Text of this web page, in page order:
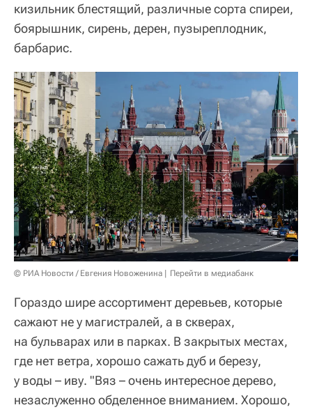
кизильник блестящий, различные сорта спиреи,
боярышник, сирень, дерен, пузыреплодник,
барбарис.
© РИА Новости / Евгения Новоженина Перейти в медиабанк
Гораздо шире ассортимент деревьев, которые
сажают не у магистралей, а в скверах,
на бульварах или в парках. В закрытых местах,
где нет ветра, хорошо сажать дуб и березу,
у воды – иву. "Вяз – очень интересное дерево,
незаслуженно обделенное вниманием. Хорошо,